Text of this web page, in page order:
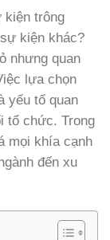
kiện trông
kiện khác?
nhưng quan
lựa chọn
yếu tố quan
tổ chức. Trong
mọi khía cạnh
đến xu